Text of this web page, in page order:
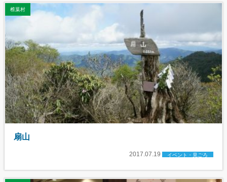
椎葉村
扇山
2017.07.19 イベント・見ごろ